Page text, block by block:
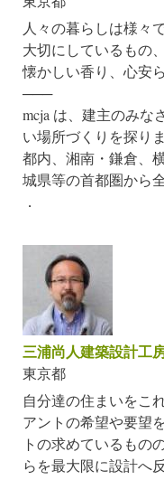
人々の暮らしは様々で
大切にしているもの
懐かしい香り、心安
───
mcja は、建主のみな
い場所づくりを探りま
都内、湘南・鎌倉、
城県等の首都圏から
．
三浦尚人建築設計工
東京都
自分達の住まいをこ
アントの希望や要望
トの求めているもの
らを最大限に設計へ